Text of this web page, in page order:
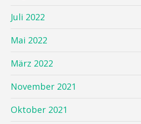
Juli 2022
Mai 2022
März 2022
November 2021
Oktober 2021